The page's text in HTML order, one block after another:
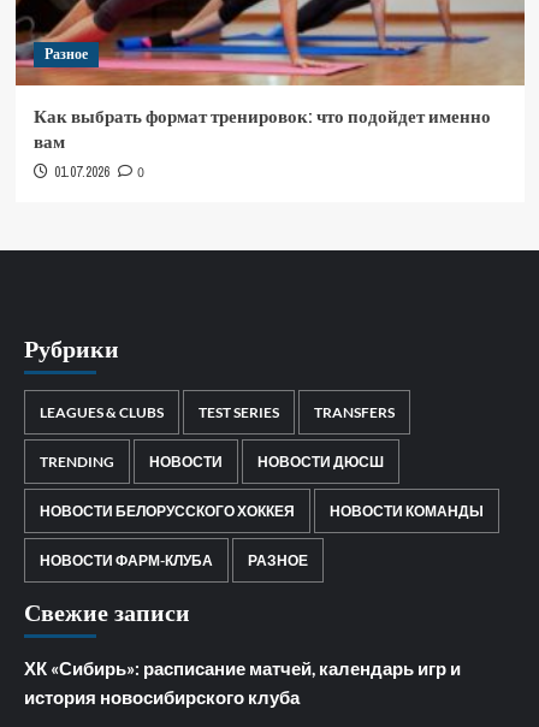
Разное
Как выбрать формат тренировок: что подойдет именно
вам
01.07.2026 0
Рубрики
LEAGUES & CLUBS TEST SERIES TRANSFERS
TRENDING НОВОСТИ НОВОСТИ ДЮСШ
НОВОСТИ БЕЛОРУССКОГО ХОККЕЯ НОВОСТИ КОМАНДЫ
НОВОСТИ ФАРМ-КЛУБА РАЗНОЕ
Свежие записи
ХК «Сибирь»: расписание матчей, календарь игр и
история новосибирского клуба